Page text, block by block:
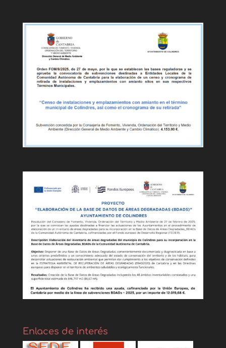
Enlaces de interés